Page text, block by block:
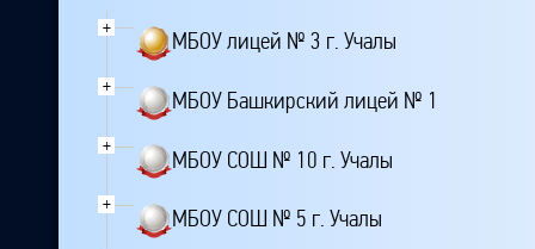
+
МБОУ лицей № 3 г. Учалы
+
МБОУ Башкирский лицей № 1
+
МБОУ СОШ № 10 г. Учалы
+
МБОУ СОШ № 5 г. Учалы